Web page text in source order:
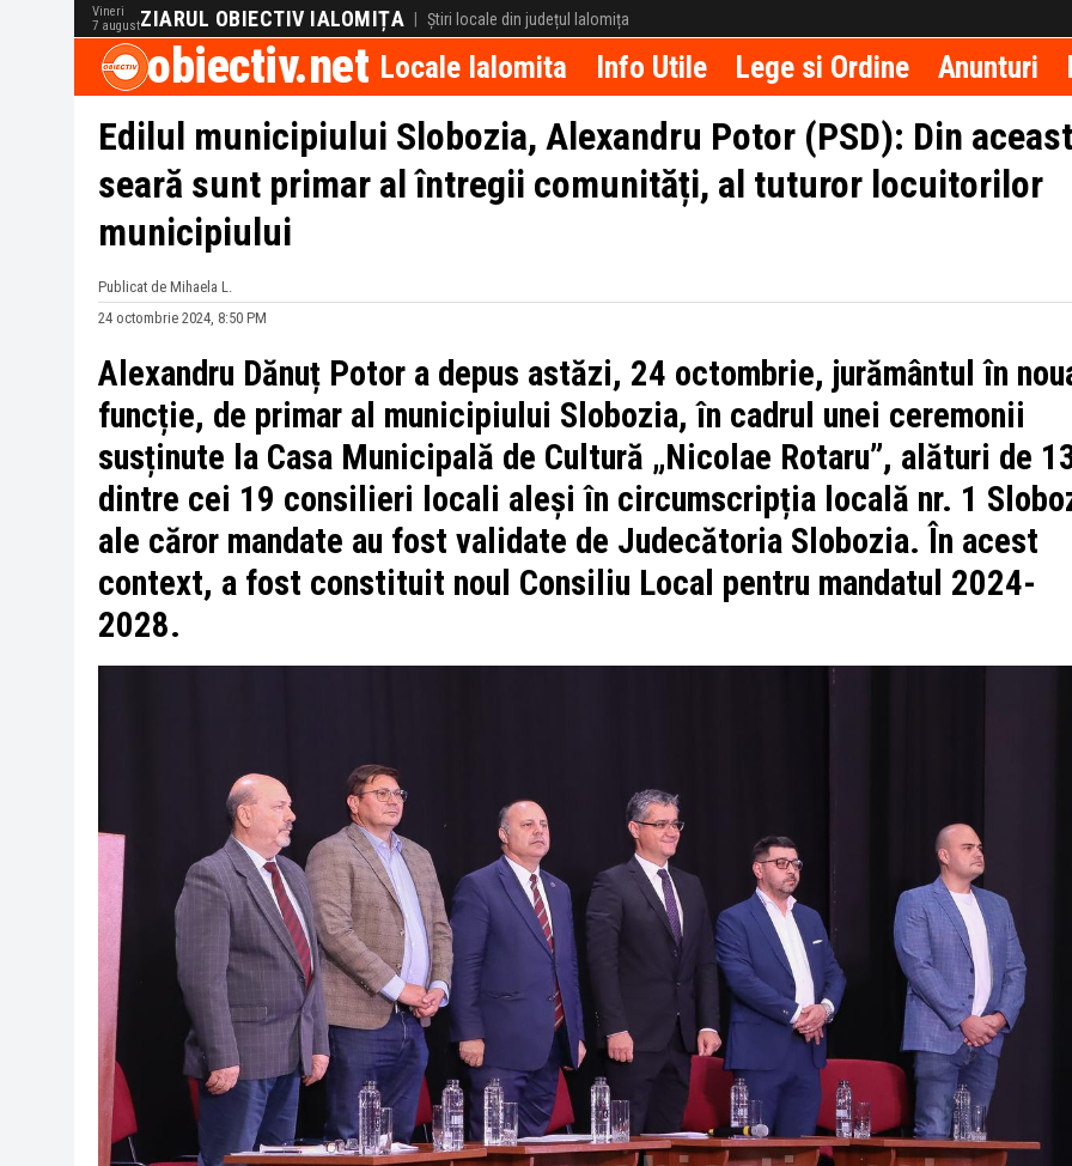
Vineri
7 augustZIARUL OBIECTIV IALOMIȚA | Știri locale din județul Ialomița
obiectiv.net Locale Ialomita Info Utile Lege si Ordine Anunturi
Edilul municipiului Slobozia, Alexandru Potor (PSD): Din
seară sunt primar al întregii comunități, al tuturor locuitorilor
municipiului
Publicat de Mihaela L.
24 octombrie 2024, 8:50 PM
Alexandru Dănuț Potor a depus astăzi, 24 octombrie, jurământul în
funcție, de primar al municipiului Slobozia, în cadrul unei ceremonii
susținute la Casa Municipală de Cultură „Nicolae Rotaru”, alături de
dintre cei 19 consilieri locali aleși în circumscripția locală nr. 1
ale căror mandate au fost validate de Judecătoria Slobozia. În acest
context, a fost constituit noul Consiliu Local pentru mandatul 2024-
2028.